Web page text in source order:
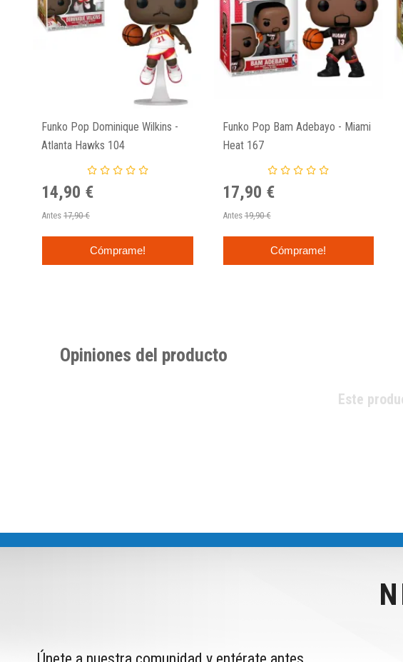
Funko Pop Dominique Wilkins -
Atlanta Hawks 104
14,90 €
Antes 17,90 €
Cómprame!
Funko Pop Bam Adebayo - Miami
Heat 167
17,90 €
Antes 19,90 €
Cómprame!
Opiniones del producto
Este